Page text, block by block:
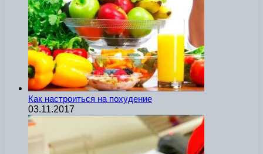
Как настроиться на похудение
03.11.2017